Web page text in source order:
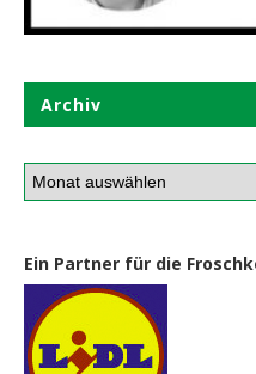
Archiv
Ein Partner für die